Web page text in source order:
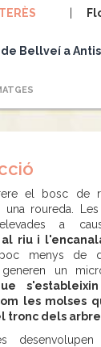
Bellveí a
el bosc de
una roureda.
elevades a
riu i
menys de
generen un
les molses
tronc dels